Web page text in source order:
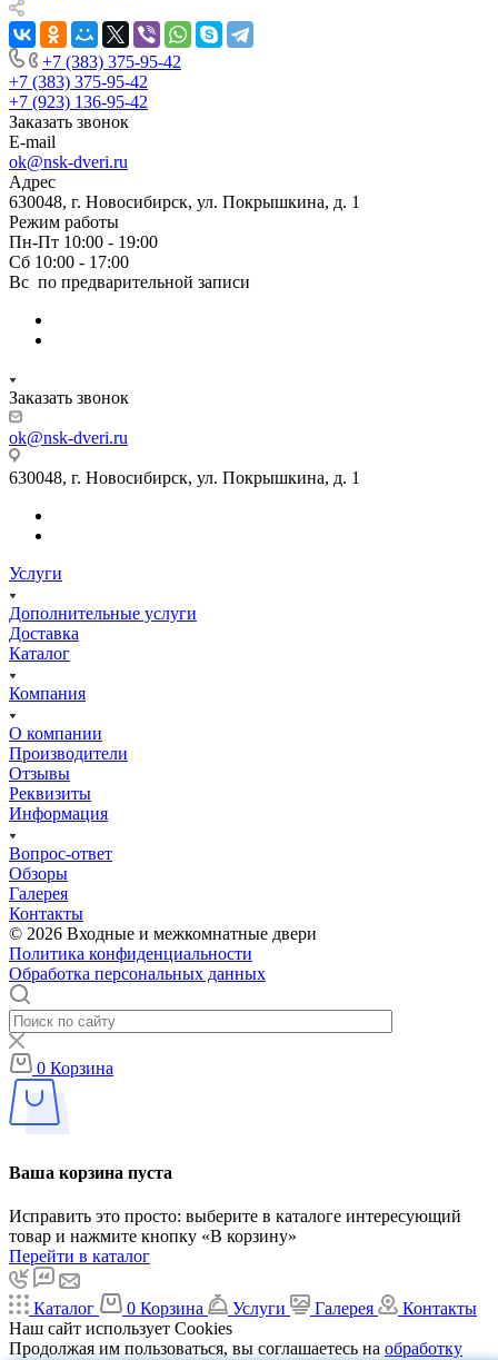
+7 (383) 375-95-42
+7 (383) 375-95-42
+7 (923) 136-95-42
Заказать звонок
E-mail
ok@nsk-dveri.ru
Адрес
630048, г. Новосибирск, ул. Покрышкина, д. 1
Режим работы
Пн-Пт 10:00 - 19:00
Сб 10:00 - 17:00
Вс по предварительной записи
Заказать звонок
ok@nsk-dveri.ru
630048, г. Новосибирск, ул. Покрышкина, д. 1
Услуги
Дополнительные услуги
Доставка
Каталог
Компания
О компании
Производители
Отзывы
Реквизиты
Информация
Вопрос-ответ
Обзоры
Галерея
Контакты
© 2026 Входные и межкомнатные двери
Политика конфиденциальности
Обработка персональных данных
0 Корзина
Ваша корзина пуста
Исправить это просто: выберите в каталоге интересующий
товар и нажмите кнопку «В корзину»
Перейти в каталог
Каталог 0 Корзина Услуги Галерея
Контакты
Наш сайт использует Cookies
Продолжая им пользоваться, вы соглашаетесь на обработку